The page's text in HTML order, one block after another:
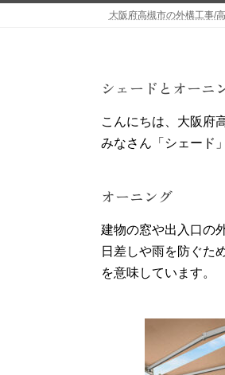
大阪府高槻市の外構工事/
シェードとオーニ
こんにちは、大阪府
みなさん「シェード
オーニング
建物の窓や出入口の
日差しや雨を防ぐた
を意味しています。